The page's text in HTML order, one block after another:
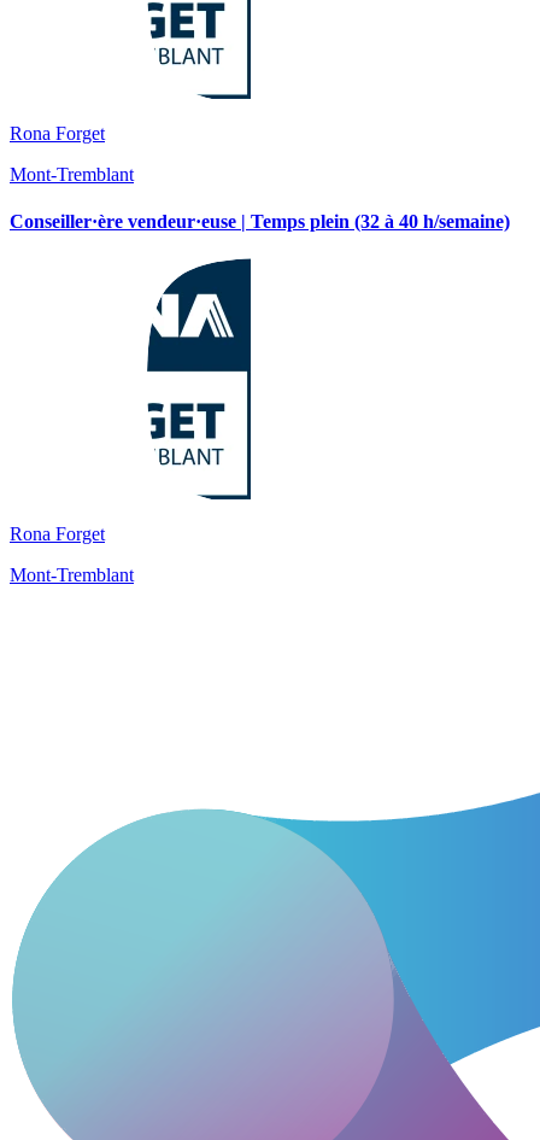
Rona Forget
Mont-Tremblant
Conseiller·ère vendeur·euse | Temps plein (32 à 40 h/semaine)
Rona Forget
Mont-Tremblant